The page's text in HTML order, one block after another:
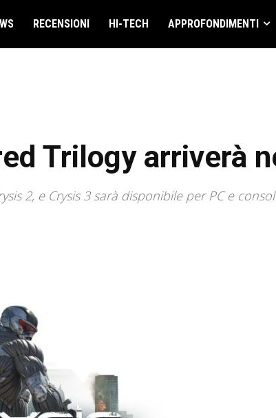
RECENSIONI HI-TECH APPROFONDIMENTI
Trilogy arriverà
2, e Crysis 3 sarà disponibile per PC e